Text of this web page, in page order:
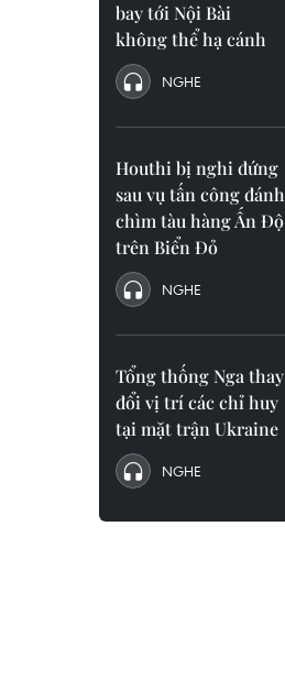
bay tới Nội Bài
không thể hạ cánh
NGHE
Houthi bị nghi đứng
sau vụ tấn công đánh
chìm tàu hàng Ấn Độ
trên Biển Đỏ
NGHE
Tổng thống Nga thay
đổi vị trí các chỉ huy
tại mặt trận Ukraine
NGHE